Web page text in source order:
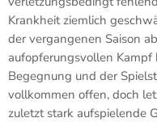
Krankheit ziemlich
der vergangenen Saison
aufopferungsvollen
Begegnung und der
vollkommen offen, doch
zuletzt stark aufspielende